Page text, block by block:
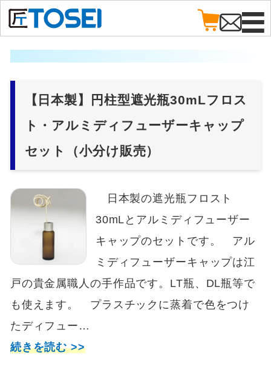
【日本製】円柱型遮光瓶30mLフロス
ト・アルミディフューザーキャップ
セット（小分け販売）
日本製の遮光瓶フロスト
30mLとアルミディフューザー
キャップのセットです。 アル
ミディフューザーキャップは江
戸の貴金属職人の手作品です。LT瓶、DL瓶等で
も使えます。 プラスチックに蒸着で色をつけ
たディフュー…
続きを読む >>